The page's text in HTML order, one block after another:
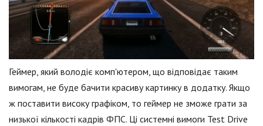
Геймер, який володіє комп'ютером, що відповідає таким
вимогам, не буде бачити красиву картинку в додатку. Якщо
ж поставити високу графіком, то геймер не зможе грати за
низької кількості кадрів ФПС. Ці системні вимоги Test Drive